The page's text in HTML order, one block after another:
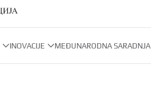
INOVACIJE MEĐUNARODNA SARADNJA